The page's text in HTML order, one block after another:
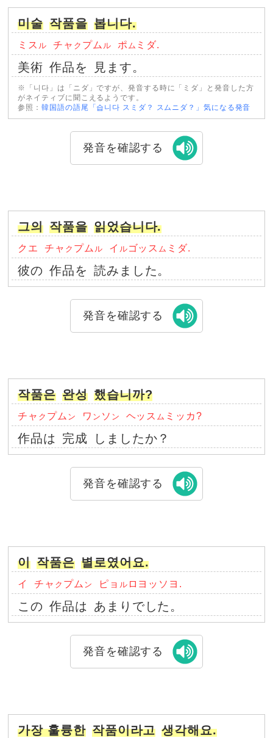
미술 작품을 봅니다.
ミス ル チャ ク プム ル ポ ム ミダ.
美術 作品を 見ます。
※「니다」は「ニダ」ですが、発音する時に「ミダ」と発音した方
がネイティブに聞こえるようです。
参照：韓国語の語尾「습니다 スミダ？ スムニダ？」気になる発音
発音を確認する
그의 작품을 읽었습니다.
クエ チャ ク プム ル イ ル ゴッス ム ミダ.
彼の 作品を 読みました。
発音を確認する
작품은 완성 했습니까?
チャ ク プム ン ワ ン ソ ン ヘッス ム ミッカ?
作品は 完成 しましたか？
発音を確認する
이 작품은 별로였어요.
イ チャ ク プム ン ピョ ル ロヨッソヨ.
この 作品は あまりでした。
発音を確認する
가장 훌륭한 작품이라고 생각해요.